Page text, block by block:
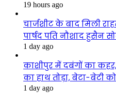
19 hours ago
चार्जशीट के बाद मिली
पार्षद पति नौशाद हुसैन
1 day ago
काशीपुर में दबंगों का
का हाथ तोड़ा, बेटा-बेटी
1 day ago